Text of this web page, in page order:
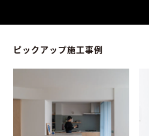
ピックアップ施工事例